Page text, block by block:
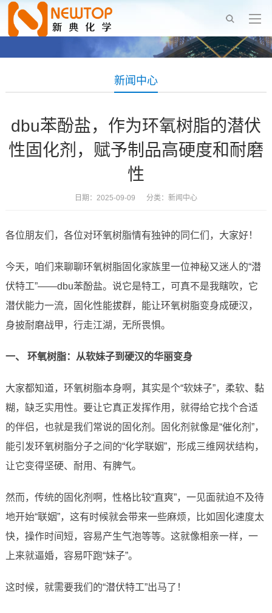
新闻中心
dbu苯酚盐，作为环氧树脂的潜伏
性固化剂，赋予制品高硬度和耐磨
性
日期：2025-09-09 分类： 新闻中心
各位朋友们，各位对环氧树脂情有独钟的同仁们，大家好！
今天，咱们来聊聊环氧树脂固化家族里一位神秘又迷人的“潜
伏特工”——dbu苯酚盐。说它是特工，可真不是我瞎吹，它
潜伏能力一流，固化性能拔群，能让环氧树脂变身成硬汉，
身披耐磨战甲，行走江湖，无所畏惧。
一、 环氧树脂：从软妹子到硬汉的华丽变身
大家都知道，环氧树脂本身啊，其实是个“软妹子”，柔软、黏
糊，缺乏实用性。要让它真正发挥作用，就得给它找个合适
的伴侣，也就是我们常说的固化剂。固化剂就像是“催化剂”，
能引发环氧树脂分子之间的“化学联姻”，形成三维网状结构，
让它变得坚硬、耐用、有脾气。
然而，传统的固化剂啊，性格比较“直爽”，一见面就迫不及待
地开始“联姻”，这有时候就会带来一些麻烦，比如固化速度太
快，操作时间短，容易产生气泡等等。这就像相亲一样，一
上来就逼婚，容易吓跑“妹子”。
这时候，就需要我们的“潜伏特工”出马了！